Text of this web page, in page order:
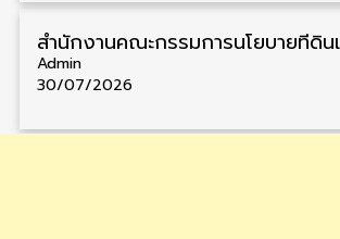
Admin
30/07/2026